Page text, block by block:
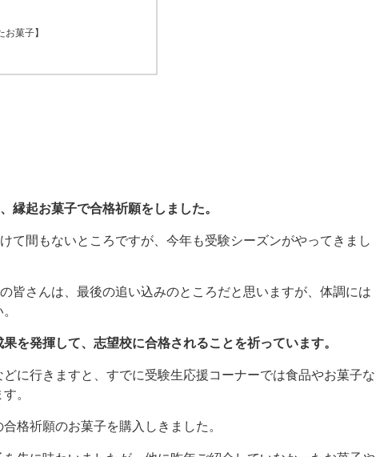
菓子】
縁起お菓子で合格祈願をしました。
て間もないところですが、今年も受験シーズンがやってきまし
皆さんは、最後の追い込みのところだと思いますが、体調には
を発揮して、志望校に合格されることを祈っています。
に行きますと、すでに受験生応援コーナーでは食品やお菓子な
。
格祈願のお菓子を購入しきました。